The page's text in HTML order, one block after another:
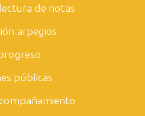
de notas
arpegios
públicas